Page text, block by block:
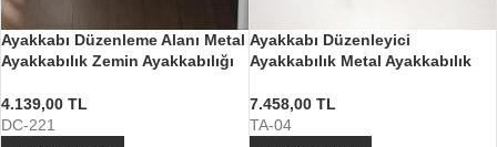
Ayakkabı Düzenleme Alanı Metal
Ayakkabılık Zemin Ayakkabılığı
4.139,00 TL
DC-221
Ayakkabı Düzenleyici
Ayakkabılık Metal Ayakkabılık
7.458,00 TL
TA-04